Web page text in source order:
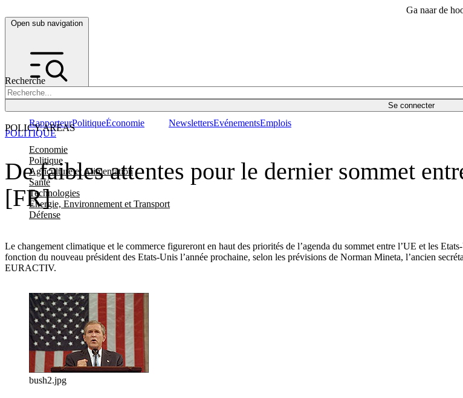
Ga naar de
Open sub navigation
Recherche
Se connecter
POLICY AREAS
Economie
Politique
Agriculture et Alimentation
Santé
Technologies
Energie, Environnement et Transport
Défense
RapporteurPolitiqueÉconomie NewslettersEvénementsEmplois
De faibles attentes pour le dernier sommet
[FR]
Le changement climatique et le commerce figureront en haut des priorités de l’agenda du sommet entre l’UE et les
fonction du nouveau président des Etats-Unis l’année prochaine, selon les prévisions de Norman Mineta, l’ancien
EURACTIV.
POLITIQUE
bush2.jpg